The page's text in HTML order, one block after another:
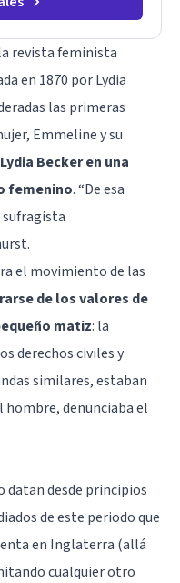
revista feminista
en 1870 por Lydia
las primeras
Emmeline y su
Becker en una
femenino. “De esa
sufragista
el movimiento de las
de los valores de
matiz: la
derechos civiles y
similares, estaban
hombre, denunciaba el
datan desde principios
de este periodo que
en Inglaterra (allá
cualquier otro